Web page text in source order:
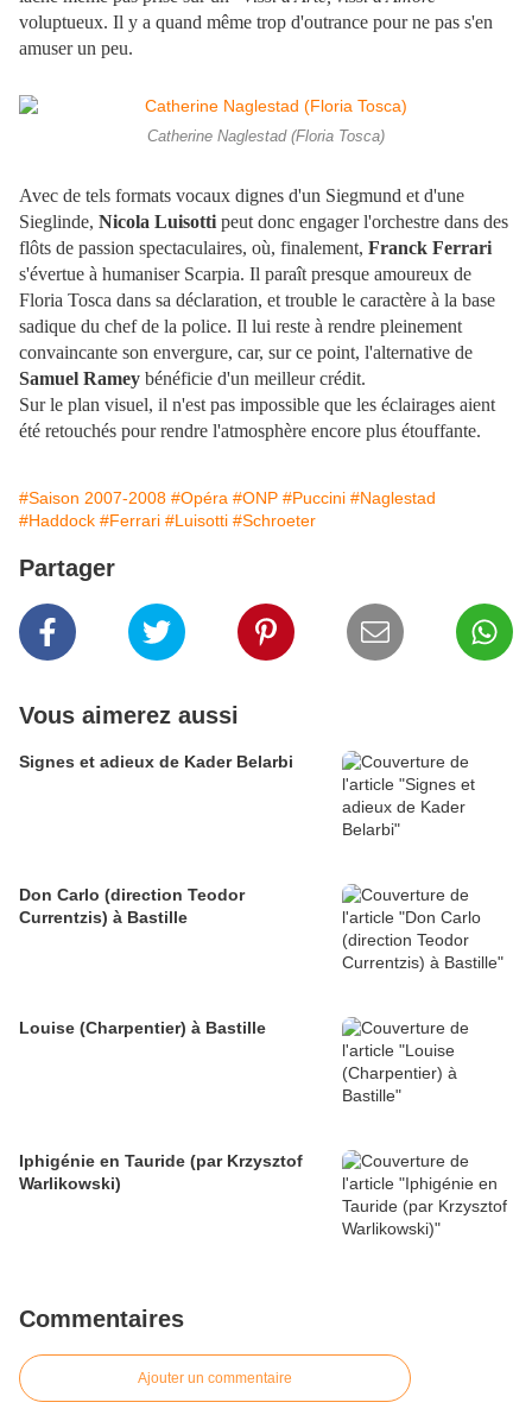
voluptueux. Il y a quand même trop d'outrance pour ne pas s'en
amuser un peu.
Catherine Naglestad (Floria Tosca)
Avec de tels formats vocaux dignes d'un Siegmund et d'une
Sieglinde, Nicola Luisotti peut donc engager l'orchestre dans des
flôts de passion spectaculaires, où, finalement, Franck Ferrari
s'évertue à humaniser Scarpia. Il paraît presque amoureux de
Floria Tosca dans sa déclaration, et trouble le caractère à la base
sadique du chef de la police. Il lui reste à rendre pleinement
convaincante son envergure, car, sur ce point, l'alternative de
Samuel Ramey bénéficie d'un meilleur crédit.
Sur le plan visuel, il n'est pas impossible que les éclairages aient
été retouchés pour rendre l'atmosphère encore plus étouffante.
#Saison 2007-2008 #Opéra #ONP #Puccini #Naglestad
#Haddock #Ferrari #Luisotti #Schroeter
Partager
Vous aimerez aussi
Signes et adieux de Kader Belarbi
Don Carlo (direction Teodor
Currentzis) à Bastille
Louise (Charpentier) à Bastille
Iphigénie en Tauride (par Krzysztof
Warlikowski)
Commentaires
Ajouter un commentaire